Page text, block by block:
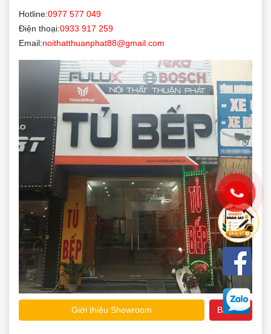
Hotline:0977 577 049
Điện thoại:0933 917 259
Email:noithatthuanphat88@gmail.com
Giới thiệu Showroom Bản đồ